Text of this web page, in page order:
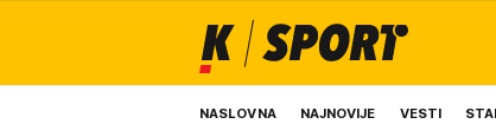
NASLOVNA NAJNOVIJE VESTI